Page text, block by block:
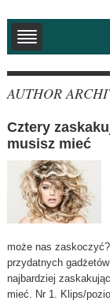
AUTHOR
Cztery
musisz mieć
może nas
przydatnych
najbardziej
mieć. Nr 1. Klips/